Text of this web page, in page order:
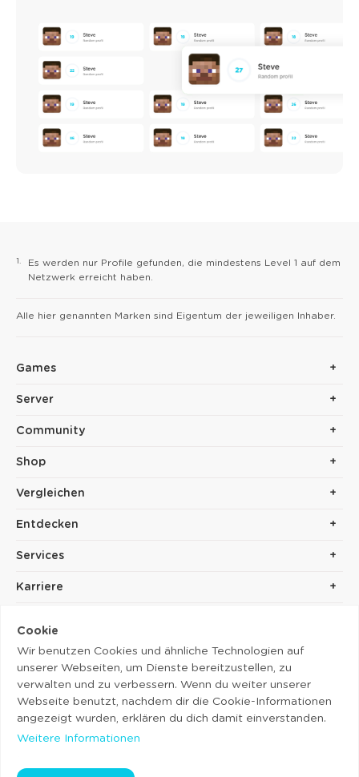
Cookie
Wir benutzen Cookies und ähnliche Technologien auf
unserer Webseiten, um Dienste bereitzustellen, zu
verwalten und zu verbessern. Wenn du weiter unserer
Webseite benutzt, nachdem dir die Cookie-Informationen
angezeigt wurden, erklären du dich damit einverstanden.
Weitere Informationen
1.
Es werden nur Profile gefunden, die mindestens Level 1 auf dem
Netzwerk erreicht haben.
Alle hier genannten Marken sind Eigentum der jeweiligen Inhaber.
Games
Server
Community
Shop
Vergleichen
Entdecken
Services
Karriere
Copyright © 2014 - 2026. Cubolis.
Impressum